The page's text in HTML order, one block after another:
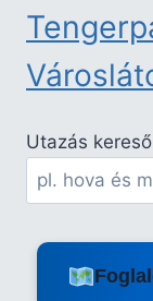
Utazás kereső